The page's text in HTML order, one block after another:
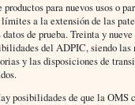
para nuevos usos o
a la extensión de las
de prueba. Treinta y nueve
del ADPIC, siendo las
y las disposiciones de
posibilidades de que la OMS